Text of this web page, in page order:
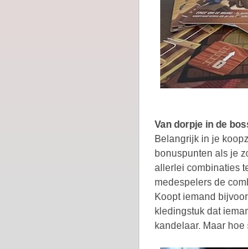
Van dorpje in de
Belangrijk in je
bonuspunten als je
allerlei combinaties
medespelers de
Koopt iemand
kledingstuk dat
kandelaar. Maar